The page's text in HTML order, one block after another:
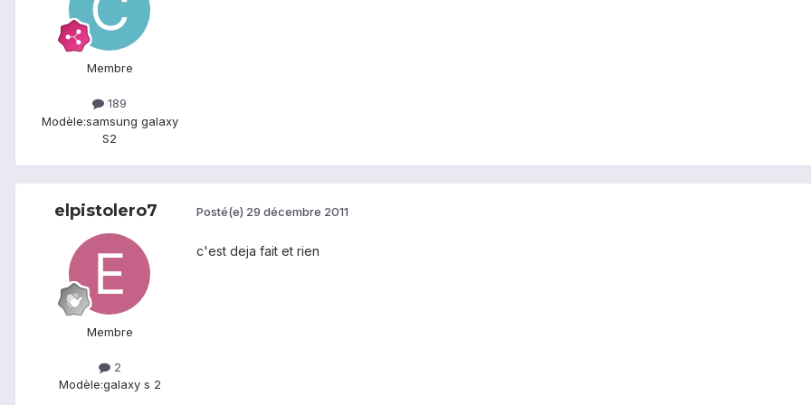
Membre
189
Modèle:samsung galaxy
S2
elpistolero7
Membre
2
Modèle:galaxy s 2
Posté(e) 29 décembre 2011
c'est deja fait et rien